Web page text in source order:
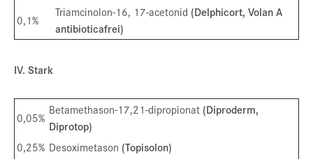
0,1%
Triamcinolon-16, 17-acetonid (Delphicort, Volan A
antibioticafrei)
IV. Stark
0,05%
Betamethason-17,21-dipropionat (Diproderm,
Diprotop)
0,25% Desoximetason (Topisolon)